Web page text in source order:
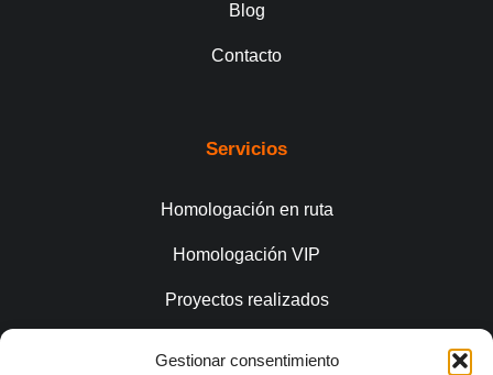
Gestionar consentimiento
Blog
Contacto
Servicios
Homologación en ruta
Homologación VIP
Proyectos realizados